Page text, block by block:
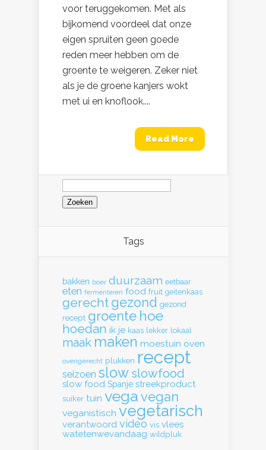
voor teruggekomen. Met als
bijkomend voordeel dat onze
eigen spruiten geen goede
reden meer hebben om de
groente te weigeren. Zeker niet
als je de groene kanjers wokt
met ui en knoflook....
Read More
Zoeken
naar:
Tags
bakken boer duurzaam eetbaar
eten fermenteren food fruit geitenkaas
gerecht gezond gezond
recept groente hoe
hoedan ik je kaas lekker lokaal
maak maken moestuin oven
ovengerecht plukken recept
seizoen slow slowfood
slow food Spanje streekproduct
suiker tuin vega vegan
veganistisch vegetarisch
verantwoord video vis vlees
watetenwevandaag wildpluk